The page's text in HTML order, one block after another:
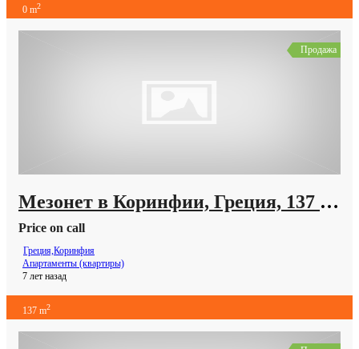
0 m2
Продажа
Мезонет в Коринфии, Греция, 137 м2
Price on call
Греция,Коринфия
Апартаменты (квартиры)
7 лет назад
137 m2